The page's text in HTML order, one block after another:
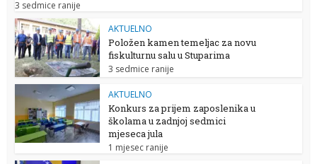
3 sedmice ranije
AKTUELNO
Položen kamen temeljac za novu
fiskulturnu salu u Stuparima
3 sedmice ranije
AKTUELNO
Konkurs za prijem zaposlenika u
školama u zadnjoj sedmici
mjeseca jula
1 mjesec ranije